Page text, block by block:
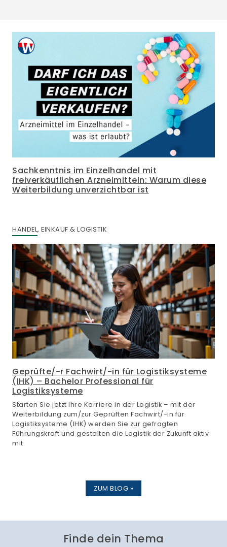
Sachkenntnis im Einzelhandel mit
freiverkäuflichen Arzneimitteln: Warum diese
Weiterbildung unverzichtbar ist
HANDEL, EINKAUF & LOGISTIK
Geprüfte/-r Fachwirt/-in für Logistiksysteme
(IHK) – Bachelor Professional für
Logistiksysteme
Starten Sie jetzt Ihre Karriere in der Logistik – mit der
Weiterbildung zum/zur Geprüften Fachwirt/-in für
Logistiksysteme (IHK) werden Sie zur gefragten
Führungskraft und gestalten die Logistik der Zukunft aktiv
mit.
ZUM BLOG »
Finde dein Thema